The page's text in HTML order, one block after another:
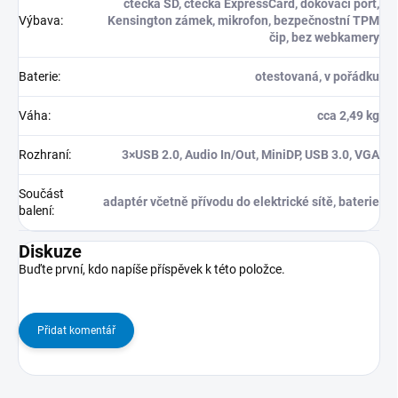
Výbava:
čtečka SD, čtečka ExpressCard, dokovací port,
Kensington zámek, mikrofon, bezpečnostní TPM
čip, bez webkamery
Baterie: otestovaná, v pořádku
Váha: cca 2,49 kg
Rozhraní: 3×USB 2.0, Audio In/Out, MiniDP, USB 3.0, VGA
Součást
balení:
adaptér včetně přívodu do elektrické sítě, baterie
Diskuze
Buďte první, kdo napíše příspěvek k této položce.
Přidat komentář